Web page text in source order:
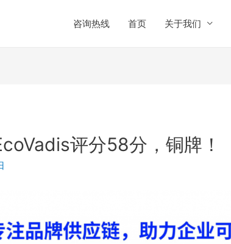
咨询热线 首页 关于我们
评分58分，铜牌！